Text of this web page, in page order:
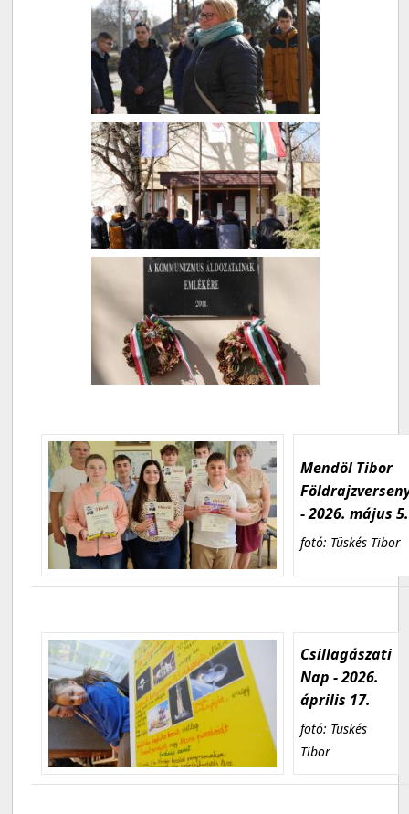
Mendöl Tibor
- 2026. május 5.
fotó: Tüskés Tibor
Csillagászati
Nap - 2026.
április 17.
fotó: Tüskés
Tibor